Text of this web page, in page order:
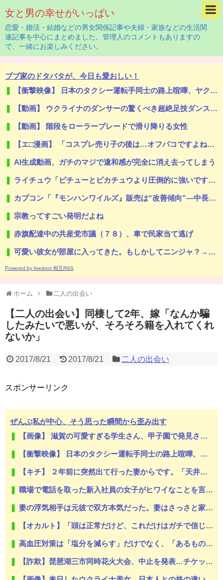
女と男の幸せがいっぱい
恋愛・婚活・結婚などの男女関係記事や夫婦・家族などの生活関
連記事を中心にまとめました。管理人のコメントもありますの
で、一緒にお楽しみください。
ブブ家のドタバタが、今日も愛おしい！
【衝撃映像】 日本のタクシー運転手同士の路上喧嘩、ヤクザのようだと海外で話題に
【動画】 ウクライナのダンサーの驚くべき超絶足技ダンスが凄すぎるｗ！！
【動画】 階段をローラーブレードで滑り降りる女性
【エ□漫画】 「コスプレ売り子の後は…オフパコですよね？」「えっ？」
AI生成動画、ガチのマジで違和感が完全に消え去ってしまう
ライチュウ「ピチューとピカチュウより圧倒的に強いですｗｗｗ」←こいつが不人気な理由
カプコン「『モンハンワイルズ』販売は“改善傾向”―中長期でワールド超え目指す」
宗教ってすごい発明だよね
赤旗配達中の共産党市議（７８）、車で民家当て逃げ
可愛い彼女が部屋に入ってきた。もしかしてニンジャ？→スタイリッシュな動きはこちらです…
Powered by livedoor 相互RSS
ホーム 二人の出会い
【二人の出会い】同棲して2年、嫁「なんか騙
したみたいで悪いが、そろそろ籍を入れてくれ
ないか」
2017/8/21 2017/8/21 二人の出会い
スポンサーリンク
ぜんぶ私が中心、そう思った瞬間から歪み出す
【画像】 滋賀の可愛すぎる学生さん、甲子園で発見される
【衝撃映像】 日本のタクシー運転手同士の路上喧嘩、ヤクザのようだと海外で話題に
【キチ】 ２年前に突然出て行った妻からです。「天井にへばりついてニタニタ笑ってないで出て行って！」【怖】
職場で電話を取った新入社員の女子がヒワイなことを言われてショックを受けたことがあった
妻の浮気相手は元彼で双方本気だった。妻はさっさと家を出て行った。愛する元彼との第二の人生が叶うと浮かれ、親権、財産も放棄して慰謝料まで払ったが... 裏切りは繰り返された。
【オカルト】「頭は正常だけど、これだけはガチで信じてる」って現象ある？
高血圧対策は「塩分を減らす」だけでなく、「あるもの」を増やすといい
【詐欺】琵琶湖三市同時花火大会、中止を発表…チケット代や出店料の返金については明言せず